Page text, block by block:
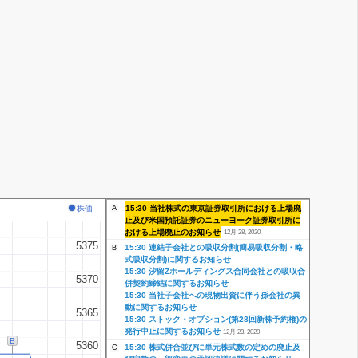
株価
5360
5360
5365
5365
5370
5370
5375
5375
B
A
15:30 当社株式の東京証券取引所における上場廃
止及び米国預託証券のニューヨーク証券取引所に
おける上場廃止のお知らせ 12月 28, 2020
B
15:30 連結子会社との吸収分割(簡易吸収分割・略
式吸収分割)に関するお知らせ
15:30 汐留Zホールディングス合同会社との吸収合
併契約締結に関するお知らせ
15:30 当社子会社への現物出資に伴う孫会社の異
動に関するお知らせ
15:30 ストック・オプション(第28回新株予約権)の
発行中止に関するお知らせ 12月 23, 2020
C
15:30 株式併合並びに単元株式数の定めの廃止及